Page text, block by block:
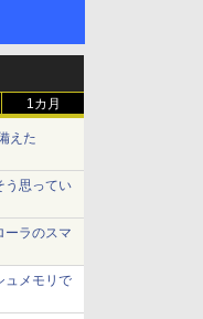
1カ月
えた
思ってい
ーラのスマ
ュメモリで